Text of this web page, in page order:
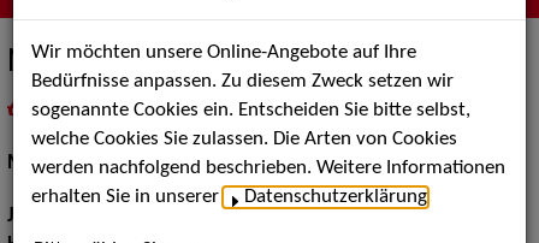
Nico Hartwig
als PDF speichern
inMeine Merklistelegen
Musical:Darsteller, Sänger, Tänzer
Jahrgang:
Wir möchten unsere Online-Angebote auf Ihre
Bedürfnisse anpassen. Zu diesem Zweck setzen wir
sogenannte Cookies ein. Entscheiden Sie bitte selbst,
welche Cookies Sie zulassen. Die Arten von Cookies
werden nachfolgend beschrieben. Weitere Informationen
erhalten Sie in unserer
Datenschutzerklärung